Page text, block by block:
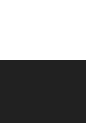
woman-used-